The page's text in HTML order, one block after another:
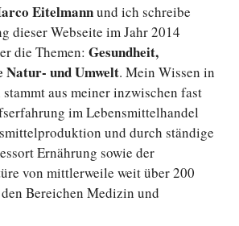
Eitelmannund ich schreibe
dieser Webseite im Jahr 2014
die Themen: Gesundheit,
Natur- und Umwelt. Mein Wissen in
aus meiner inzwischen fast
im Lebensmittelhandel
und durch ständige
Ernährung sowie der
von mittlerweile weit über 200
Bereichen Medizin und